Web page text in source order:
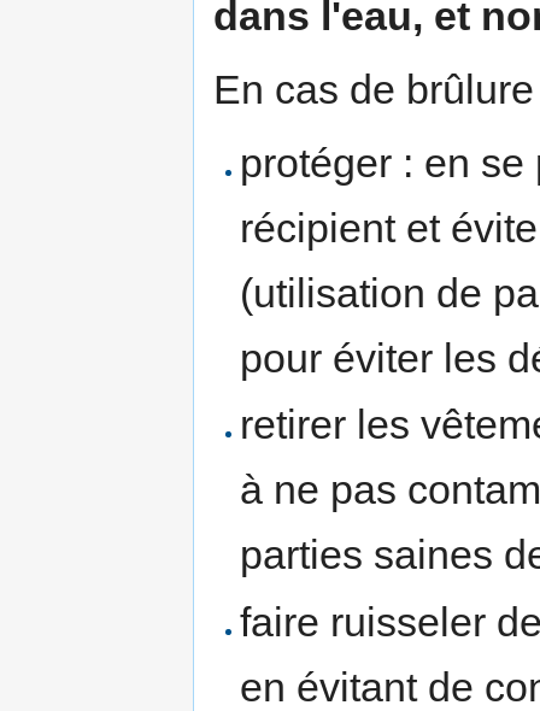
dans l'eau, et
En cas de
protéger : en
récipient et
(utilisation de
pour éviter les
retirer les
à ne pas
parties saines
faire ruisseler
en évitant de